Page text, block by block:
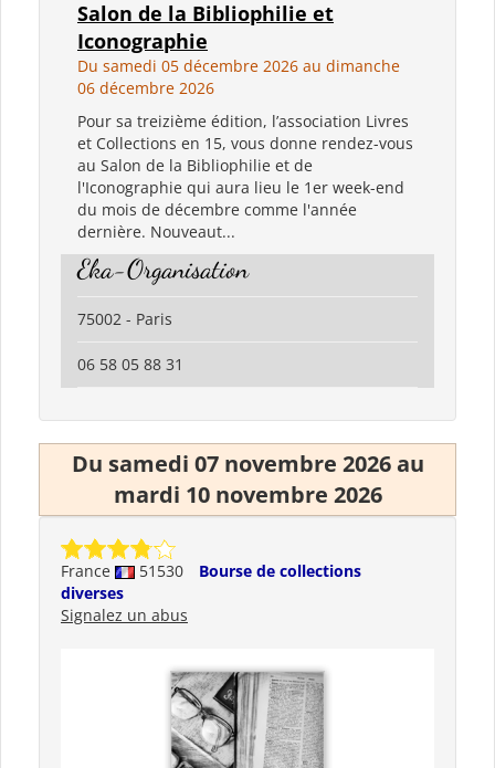
Salon de la Bibliophilie et
Iconographie
Du samedi 05 décembre 2026 au dimanche
06 décembre 2026
Pour sa treizième édition, l’association Livres
et Collections en 15, vous donne rendez-vous
au Salon de la Bibliophilie et de
l'Iconographie qui aura lieu le 1er week-end
du mois de décembre comme l'année
dernière. Nouveaut...
Eka-Organisation
75002 - Paris
06 58 05 88 31
Du samedi 07 novembre 2026 au
mardi 10 novembre 2026
France 51530
Bourse de collections
diverses
Signalez un abus